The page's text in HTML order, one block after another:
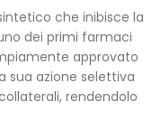
che inibisce la
dei primi farmaci
approvato
sua azione selettiva
rendendolo